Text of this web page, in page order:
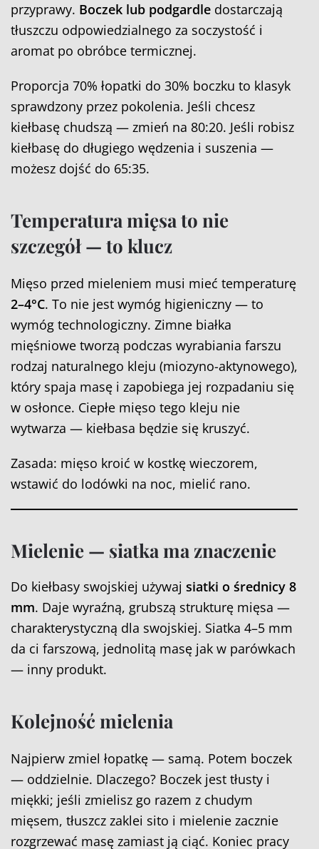
przyprawy. Boczek lub podgardle dostarczają
tłuszczu odpowiedzialnego za soczystość i
aromat po obróbce termicznej.
Proporcja 70% łopatki do 30% boczku to klasyk
sprawdzony przez pokolenia. Jeśli chcesz
kiełbasę chudszą — zmień na 80:20. Jeśli robisz
kiełbasę do długiego wędzenia i suszenia —
możesz dojść do 65:35.
Temperatura mięsa to nie
szczegół — to klucz
Mięso przed mieleniem musi mieć temperaturę
2–4°C. To nie jest wymóg higieniczny — to
wymóg technologiczny. Zimne białka
mięśniowe tworzą podczas wyrabiania farszu
rodzaj naturalnego kleju (miozyno-aktynowego),
który spaja masę i zapobiega jej rozpadaniu się
w osłonce. Ciepłe mięso tego kleju nie
wytwarza — kiełbasa będzie się kruszyć.
Zasada: mięso kroić w kostkę wieczorem,
wstawić do lodówki na noc, mielić rano.
Mielenie — siatka ma znaczenie
Do kiełbasy swojskiej używaj siatki o średnicy 8
mm. Daje wyraźną, grubszą strukturę mięsa —
charakterystyczną dla swojskiej. Siatka 4–5 mm
da ci farszową, jednolitą masę jak w parówkach
— inny produkt.
Kolejność mielenia
Najpierw zmiel łopatkę — samą. Potem boczek
— oddzielnie. Dlaczego? Boczek jest tłusty i
miękki; jeśli zmielisz go razem z chudym
mięsem, tłuszcz zaklei sito i mielenie zacznie
rozgrzewać masę zamiast ją ciąć. Koniec pracy